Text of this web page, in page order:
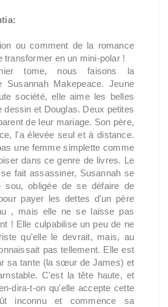
ou comment de la romance
transformer en un mini-polar !
tome, nous faisons la
Susannah Makepeace. Jeune
société, elle aime les belles
dessin et Douglas. Deux petites
de leur mariage. Son père,
l'a élevée seul et à distance.
une femme simplette comme
dans ce genre de livres. Le
fait assassiner, Susannah se
sou, obligée de se défaire de
payer les dettes d'un père
, mais elle ne se laisse pas
! Elle culpabilise un peu de ne
qu'elle le devrait, mais, au
pas tellement. Elle est
sa tante (la sœur de James) et
C'est la tête haute, et
dira-t-on qu'elle accepte cette
inconnu et commence sa